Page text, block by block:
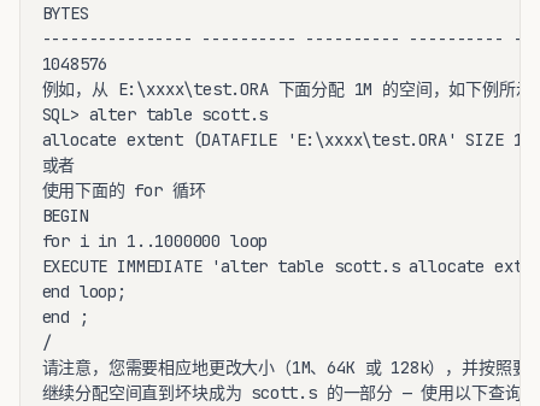
BYTES
---------------- ---------- ---------- ----------
1048576
例如，从 E:\xxxx\test.ORA 下面分配 1M 的空间，如下例所示
SQL> alter table scott.s
allocate extent (DATAFILE 'E:\xxxx\test.ORA' SIZE
或者
使用下面的 for 循环
BEGIN
for i in 1..1000000 loop
EXECUTE IMMEDIATE 'alter table scott.s allocate
end loop;
end ;
/
请注意，您需要相应地更改大小（1M、64K 或 128k），并按照要
继续分配空间直到坏块成为 scott.s 的一部分 — 使用以下查询进